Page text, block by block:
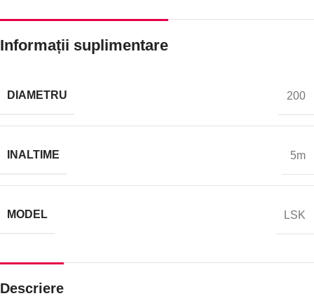
Informații suplimentare
DIAMETRU 200
INALTIME 5m
MODEL LSK
Descriere